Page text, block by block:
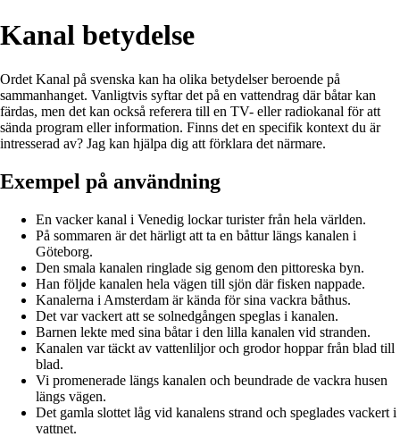
Kanal betydelse
Ordet Kanal på svenska kan ha olika betydelser beroende på
sammanhanget. Vanligtvis syftar det på en vattendrag där båtar kan
färdas, men det kan också referera till en TV- eller radiokanal för att
sända program eller information. Finns det en specifik kontext du är
intresserad av? Jag kan hjälpa dig att förklara det närmare.
Exempel på användning
En vacker kanal i Venedig lockar turister från hela världen.
På sommaren är det härligt att ta en båttur längs kanalen i
Göteborg.
Den smala kanalen ringlade sig genom den pittoreska byn.
Han följde kanalen hela vägen till sjön där fisken nappade.
Kanalerna i Amsterdam är kända för sina vackra båthus.
Det var vackert att se solnedgången speglas i kanalen.
Barnen lekte med sina båtar i den lilla kanalen vid stranden.
Kanalen var täckt av vattenliljor och grodor hoppar från blad till
blad.
Vi promenerade längs kanalen och beundrade de vackra husen
längs vägen.
Det gamla slottet låg vid kanalens strand och speglades vackert i
vattnet.